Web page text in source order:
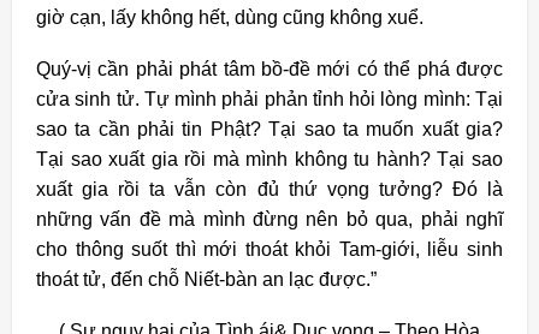
giờ cạn, lấy không hết, dùng cũng không xuể.
Quý-vị cần phải phát tâm bồ-đề mới có thể phá được
cửa sinh tử. Tự mình phải phản tỉnh hỏi lòng mình: Tại
sao ta cần phải tin Phật? Tại sao ta muốn xuất gia?
Tại sao xuất gia rồi mà mình không tu hành? Tại sao
xuất gia rồi ta vẫn còn đủ thứ vọng tưởng? Ðó là
những vấn đề mà mình đừng nên bỏ qua, phải nghĩ
cho thông suốt thì mới thoát khỏi Tam-giới, liễu sinh
thoát tử, đến chỗ Niết-bàn an lạc được.”